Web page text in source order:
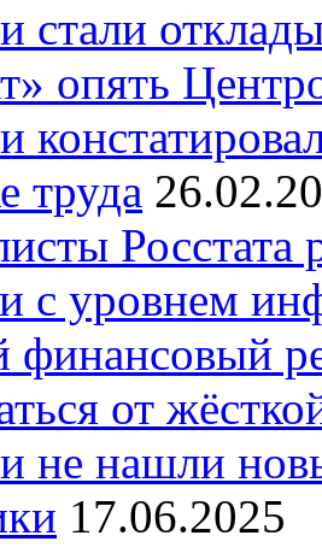
стали
опять
труда
Росстата
с уровнем
финансовый
от
не нашли
17.06.2025